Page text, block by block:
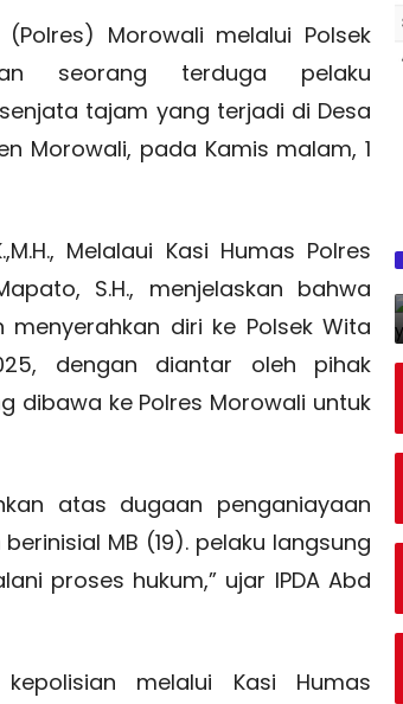
(Polres) Morowali melalui Polsek
seorang terduga pelaku
tajam yang terjadi di Desa
Morowali, pada Kamis malam, 1
Melalaui Kasi Humas Polres
S.H., menjelaskan bahwa
diri ke Polsek Wita
dengan diantar oleh pihak
dibawa ke Polres Morowali untuk
atas dugaan penganiayaan
MB (19). pelaku langsung
proses hukum,” ujar IPDA Abd
melalui Kasi Humas